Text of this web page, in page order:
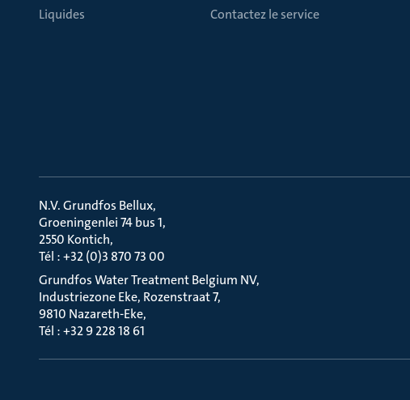
Liquides
Contactez le service
N.V. Grundfos Bellux
Groeningenlei 74 bus 1
2550 Kontich
Tél : +32 (0)3 870 73 00
Grundfos Water Treatment Belgium NV
Industriezone Eke, Rozenstraat 7
9810 Nazareth-Eke
Tél : +32 9 228 18 61